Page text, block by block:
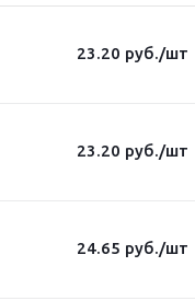
23.20 руб./шт
23.20 руб./шт
24.65 руб./шт